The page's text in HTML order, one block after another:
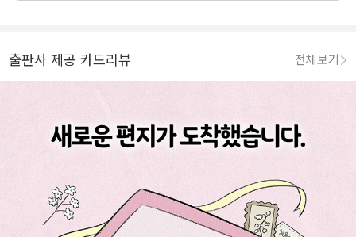
출판사 제공 카드리뷰 전체보기